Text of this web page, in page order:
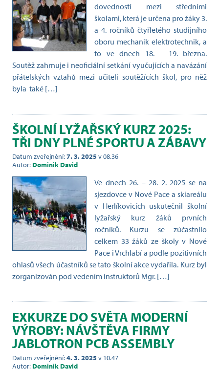
dovedností mezi středními
školami, která je určena pro žáky 3.
a 4. ročníků čtyřletého studijního
oboru mechanik elektrotechnik, a
to ve dnech 18. – 19. března.
Soutěž zahrnuje i neoficiální setkání vyučujících a navázání
přátelských vztahů mezi učiteli soutěžících škol, pro něž
byla také […]
ŠKOLNÍ LYŽAŘSKÝ KURZ 2025:
TŘI DNY PLNÉ SPORTU A ZÁBAVY
Datum zveřejnění:7. 3. 2025 v 08.36
Autor: Dominik David
Ve dnech 26. – 28. 2. 2025 se na
sjezdovce v Nové Pace a skiareálu
v Herlíkovicích uskutečnil školní
lyžařský kurz žáků prvních
ročníků. Kurzu se zúčastnilo
celkem 33 žáků ze školy v Nové
Pace i Vrchlabí a podle pozitivních
ohlasů všech účastníků se tato školní akce vydařila. Kurz byl
zorganizován pod vedením instruktorů Mgr. […]
EXKURZE DO SVĚTA MODERNÍ
VÝROBY: NÁVŠTĚVA FIRMY
JABLOTRON PCB ASSEMBLY
Datum zveřejnění:4. 3. 2025 v 10.47
Autor: Dominik David